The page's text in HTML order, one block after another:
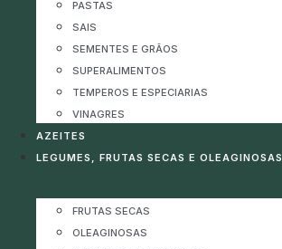
PASTAS
SAIS
SEMENTES E GRÃOS
SUPERALIMENTOS
TEMPEROS E ESPECIARIAS
VINAGRES
AZEITES
LEGUMES, FRUTAS SECAS E OLEAGINOSAS
FRUTAS SECAS
OLEAGINOSAS